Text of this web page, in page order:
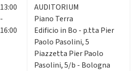
13:00
-
16:00
AUDITORIUM
Piano Terra
Edificio in Bo - p.tta Pier
Paolo Pasolini, 5
Piazzetta Pier Paolo
Pasolini, 5/b - Bologna